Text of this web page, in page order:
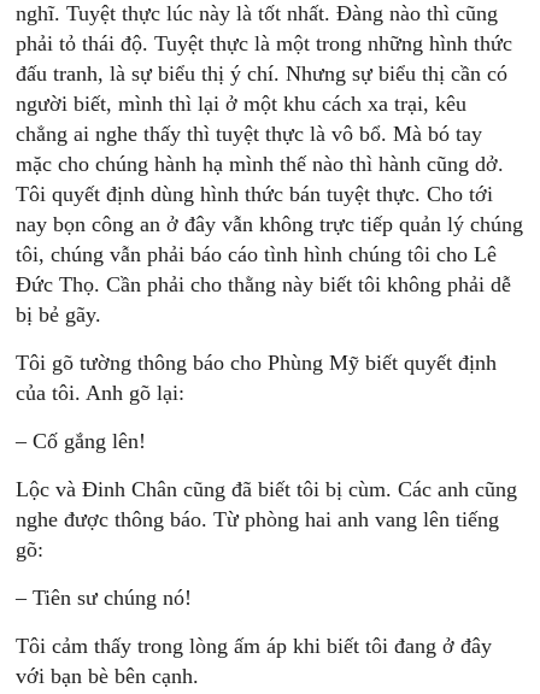
nghĩ. Tuyệt thực lúc này là tốt nhất. Ðàng nào thì cũng
phải tỏ thái độ. Tuyệt thực là một trong những hình thức
đấu tranh, là sự biểu thị ý chí. Nhưng sự biểu thị cần có
người biết, mình thì lại ở một khu cách xa trại, kêu
chẳng ai nghe thấy thì tuyệt thực là vô bổ. Mà bó tay
mặc cho chúng hành hạ mình thế nào thì hành cũng dở.
Tôi quyết định dùng hình thức bán tuyệt thực. Cho tới
nay bọn công an ở đây vẫn không trực tiếp quản lý chúng
tôi, chúng vẫn phải báo cáo tình hình chúng tôi cho Lê
Ðức Thọ. Cần phải cho thằng này biết tôi không phải dễ
bị bẻ gãy.
Tôi gõ tường thông báo cho Phùng Mỹ biết quyết định
của tôi. Anh gõ lại:
– Cố gắng lên!
Lộc và Ðinh Chân cũng đã biết tôi bị cùm. Các anh cũng
nghe được thông báo. Từ phòng hai anh vang lên tiếng
gõ:
– Tiên sư chúng nó!
Tôi cảm thấy trong lòng ấm áp khi biết tôi đang ở đây
với bạn bè bên cạnh.